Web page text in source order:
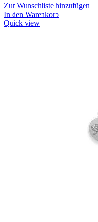
Zur Wunschliste hinzufügen
In den Warenkorb
Quick view